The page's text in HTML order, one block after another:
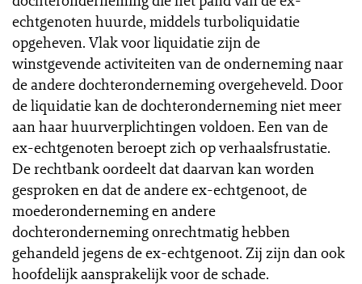
echtgenoten huurde, middels turboliquidatie
opgeheven. Vlak voor liquidatie zijn de
winstgevende activiteiten van de onderneming naar
de andere dochteronderneming overgeheveld. Door
de liquidatie kan de dochteronderneming niet meer
aan haar huurverplichtingen voldoen. Een van de
ex-echtgenoten beroept zich op verhaalsfrustatie.
De rechtbank oordeelt dat daarvan kan worden
gesproken en dat de andere ex-echtgenoot, de
moederonderneming en andere
dochteronderneming onrechtmatig hebben
gehandeld jegens de ex-echtgenoot. Zij zijn dan ook
hoofdelijk aansprakelijk voor de schade.